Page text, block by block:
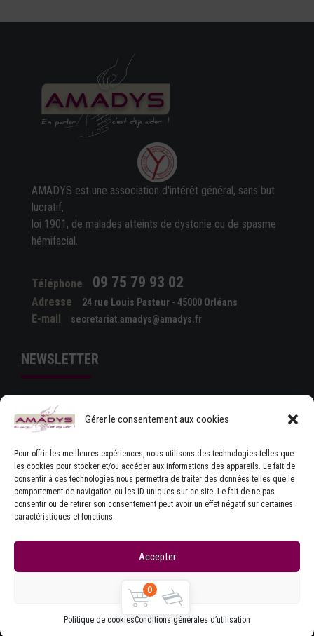
Gérer le consentement aux cookies
Pour offrir les meilleures expériences, nous utilisons des technologies telles que
les cookies pour stocker et/ou accéder aux informations des appareils. Le fait de
consentir à ces technologies nous permettra de traiter des données telles que le
comportement de navigation ou les ID uniques sur ce site. Le fait de ne pas
consentir ou de retirer son consentement peut avoir un effet négatif sur certaines
caractéristiques et fonctions.
Accepter
Refuser
Politique de cookiesConditions générales d’utilisation
AMADYS est une association d'intérêt général, sans but
lucratif,
loi 1901, de malades atteints de dystonie ou de spasme
hémifacial.
Téléphone 09 75 79 93 02
Adresse 24 rue Louis Pasteur - 45000 Orléans
E-mail secretariat.amadys@amadys.fr
NEWSLETTER
J'ACCEPTE LES CONDITIONS GÉNÉRALES
D'UTILISATION
Mentions légales
Parlons Dystonie : charte
0